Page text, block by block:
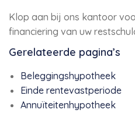
Klop aan bij ons kantoor
financiering van uw
Gerelateerde pagina’s
Beleggingshypotheek
Einde rentevastperiode
Annuïteitenhypotheek